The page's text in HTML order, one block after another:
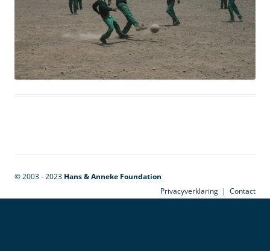
© 2003 - 2023 Hans & Anneke Foundation
Privacyverklaring | Contact